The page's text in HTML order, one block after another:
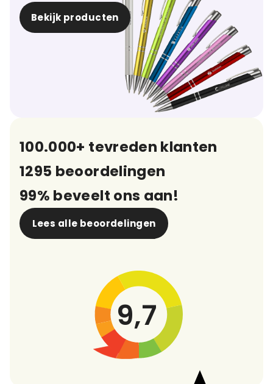
Bekijk producten
100.000+ tevreden klanten
1295 beoordelingen
99% beveelt ons aan!
Lees alle beoordelingen
9,7